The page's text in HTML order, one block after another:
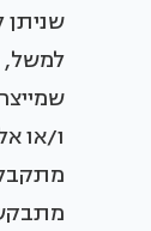
שניתן
למשל,
ו/או
מתקבל